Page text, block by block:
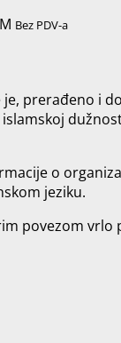
Bez PDV-a
prerađeno i
o
jeziku.
povezom